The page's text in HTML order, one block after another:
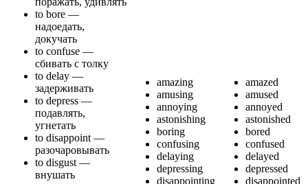
to bore —
надоедать,
докучать
to confuse —
сбивать с толку
to delay —
задерживать
to depress —
подавлять,
угнетать
to disappoint —
разочаровывать
to disgust —
внушать
amazing
amusing
annoying
astonishing
boring
confusing
delaying
depressing
disappointing
amazed
amused
annoyed
astonished
bored
confused
delayed
depressed
disappointed